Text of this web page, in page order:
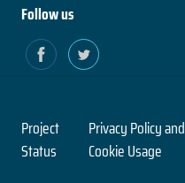
Follow us
Project
Status
Privacy Policy and
Cookie Usage